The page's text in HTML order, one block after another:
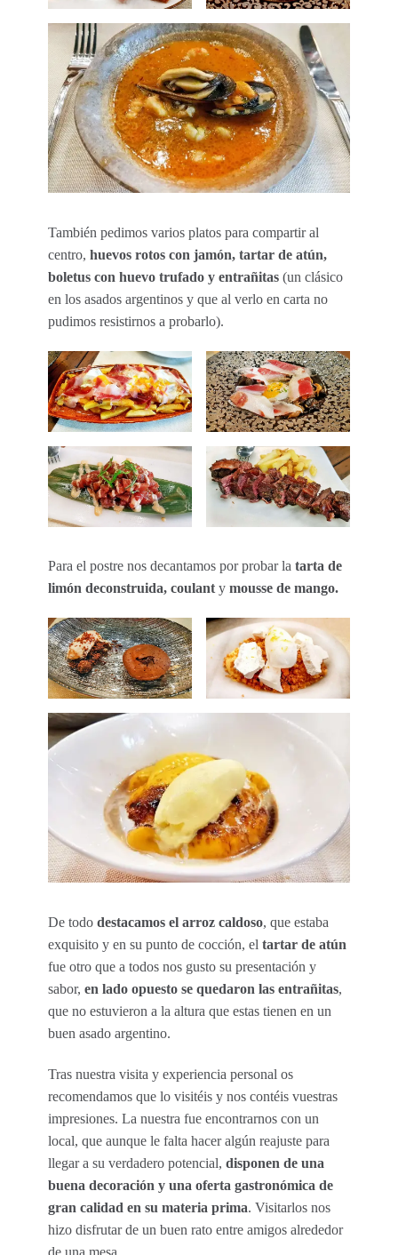
También pedimos varios platos para compartir al
centro, huevos rotos con jamón, tartar de atún,
boletus con huevo trufado y entrañitas (un clásico
en los asados argentinos y que al verlo en carta no
pudimos resistirnos a probarlo).
Para el postre nos decantamos por probar la tarta de
limón deconstruida, coulant y mousse de mango.
De todo destacamos el arroz caldoso, que estaba
exquisito y en su punto de cocción, el tartar de atún
fue otro que a todos nos gusto su presentación y
sabor, en lado opuesto se quedaron las entrañitas,
que no estuvieron a la altura que estas tienen en un
buen asado argentino.
Tras nuestra visita y experiencia personal os
recomendamos que lo visitéis y nos contéis vuestras
impresiones. La nuestra fue encontrarnos con un
local, que aunque le falta hacer algún reajuste para
llegar a su verdadero potencial, disponen de una
buena decoración y una oferta gastronómica de
gran calidad en su materia prima. Visitarlos nos
hizo disfrutar de un buen rato entre amigos alrededor
de una mesa.